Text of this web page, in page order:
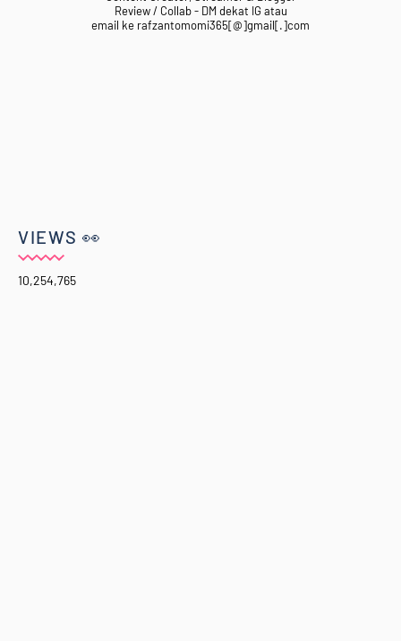
Review / Collab - DM dekat IG atau
email ke rafzantomomi365[@]gmail[.]com
VIEWS 👀
10,254,765